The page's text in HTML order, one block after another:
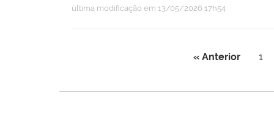
última modificação em 13/05/2026 17h54
« Anterior 1